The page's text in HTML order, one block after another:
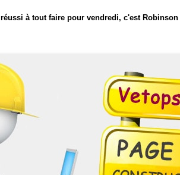
à tout faire pour vendredi, c'est Robinson